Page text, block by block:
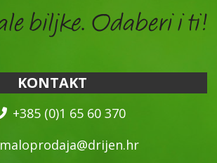
KONTAKT
+385 (0)1 65 60 370
maloprodaja@drijen.hr